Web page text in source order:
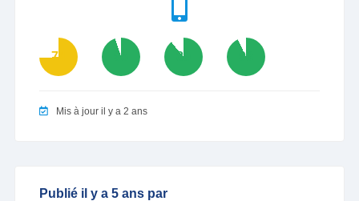
74 95 89 93
Mis à jour il y a 2 ans
Publié il y a 5 ans par